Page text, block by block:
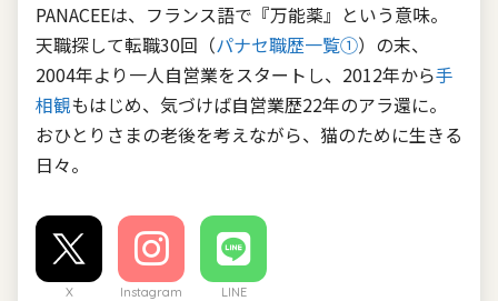
PANACEEは、フランス語で『万能薬』という意味。
天職探して転職30回（パナセ職歴一覧①）の末、
2004年より一人自営業をスタートし、2012年から手
相観もはじめ、気づけば自営業歴22年のアラ還に。
おひとりさまの老後を考えながら、猫のために生きる
日々。
X Instagram LINE